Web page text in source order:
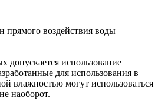
прямого воздействия воды
использование
для использования в
влажностью могут использоваться
наоборот.